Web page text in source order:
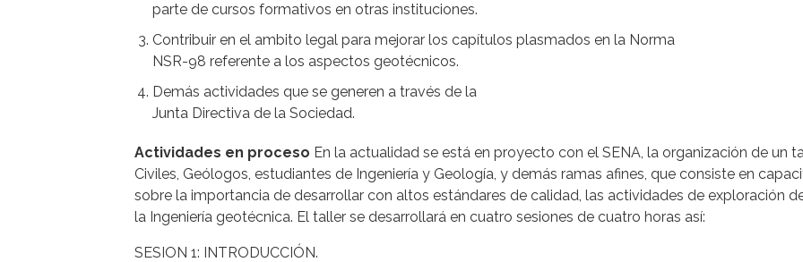
parte de cursos formativos en otras instituciones.
Contribuir en el ambito legal para mejorar los capítulos plasmados en la Norma
NSR-98 referente a los aspectos geotécnicos.
Demás actividades que se generen a través de la
Junta Directiva de la Sociedad.
Actividades en proceso En la actualidad se está en proyecto con el SENA, la organización de un
Civiles, Geólogos, estudiantes de Ingeniería y Geología, y demás ramas afines, que consiste en
sobre la importancia de desarrollar con altos estándares de calidad, las actividades de exploración
la Ingeniería geotécnica. El taller se desarrollará en cuatro sesiones de cuatro horas así:
SESION 1: INTRODUCCIÓN.